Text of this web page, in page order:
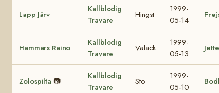
Lapp Järv
Kallblodig
Travare
Hingst
1999-
05-14
Hammars Raino
Kallblodig
Travare
Valack
1999-
05-13
Zolospilta 📷
Kallblodig
Travare
Sto
1999-
05-10